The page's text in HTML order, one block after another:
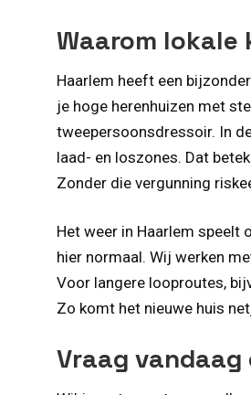
Waarom lokale
Haarlem heeft een
je hoge herenhuizen met
tweepersoonsdressoir. In
laad- en loszones. Dat
Zonder die vergunning
Het weer in Haarlem speelt
hier normaal. Wij werken
Voor langere looproutes,
Zo komt het nieuwe huis
Vraag